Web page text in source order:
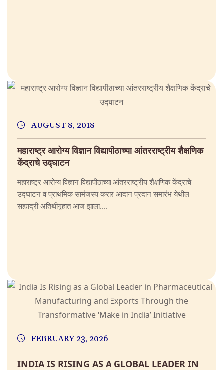
AUGUST 8, 2018
महाराष्ट्र आरोग्य विज्ञान विद्यापीठाच्या आंतरराष्ट्रीय शैक्षणिक
केंद्राचे उद्घाटन
महाराष्ट्र आरोग्य विज्ञान विद्यापीठाच्या आंतरराष्ट्रीय शैक्षणिक केंद्राचे
उद्घाटन व प्राथमिक सामंजस्य करार आदान प्रदान समारंभ येथील
सह्याद्री अतिथीगृहात आज झाला....
FEBRUARY 23, 2026
INDIA IS RISING AS A GLOBAL LEADER IN